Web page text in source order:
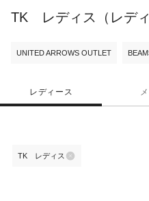
TK レディス（レデ
UNITED ARROWS OUTLET
レディース
TK レディス